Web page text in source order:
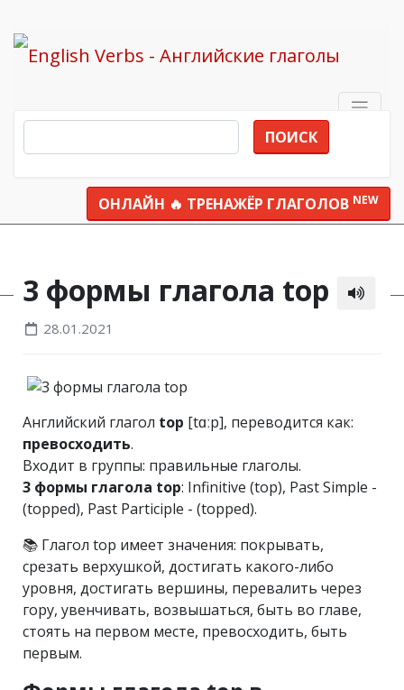
ПОИСК
ОНЛАЙН 🔥 ТРЕНАЖЁР ГЛАГОЛОВ NEW
3 формы глагола top
28.01.2021
Английский глагол top [tɑːp], переводится как:
превосходить.
Входит в группы: правильные глаголы.
3 формы глагола top: Infinitive (top), Past Simple -
(topped), Past Participle - (topped).
📚 Глагол top имеет значения: покрывать,
срезать верхушкой, достигать какого-либо
уровня, достигать вершины, перевалить через
гору, увенчивать, возвышаться, быть во главе,
стоять на первом месте, превосходить, быть
первым.